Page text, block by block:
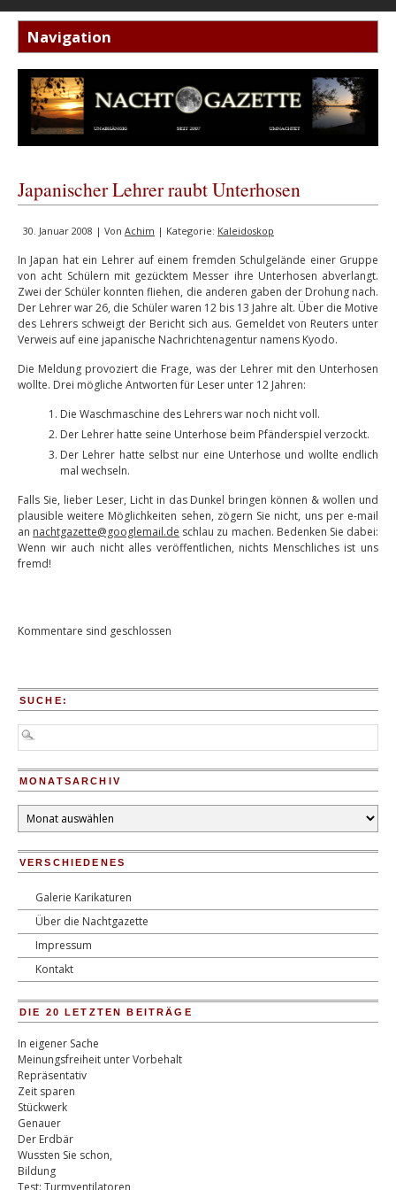
Japanischer Lehrer raubt Unterhosen
30. Januar 2008 | Von Achim | Kategorie: Kaleidoskop
In Japan hat ein Lehrer auf einem fremden Schulgelände einer Gruppe
von acht Schülern mit gezücktem Messer ihre Unterhosen abverlangt.
Zwei der Schüler konnten fliehen, die anderen gaben der Drohung nach.
Der Lehrer war 26, die Schüler waren 12 bis 13 Jahre alt. Über die Motive
des Lehrers schweigt der Bericht sich aus. Gemeldet von Reuters unter
Verweis auf eine japanische Nachrichtenagentur namens Kyodo.
Die Meldung provoziert die Frage, was der Lehrer mit den Unterhosen
wollte. Drei mögliche Antworten für Leser unter 12 Jahren:
Die Waschmaschine des Lehrers war noch nicht voll.
Der Lehrer hatte seine Unterhose beim Pfänderspiel verzockt.
Der Lehrer hatte selbst nur eine Unterhose und wollte endlich
mal wechseln.
Falls Sie, lieber Leser, Licht in das Dunkel bringen können & wollen und
plausible weitere Möglichkeiten sehen, zögern Sie nicht, uns per e-mail
an nachtgazette@googlemail.de schlau zu machen. Bedenken Sie dabei:
Wenn wir auch nicht alles veröffentlichen, nichts Menschliches ist uns
fremd!
Kommentare sind geschlossen
SUCHE:
MONATSARCHIV
Monatsarchiv
VERSCHIEDENES
Galerie Karikaturen
Über die Nachtgazette
Impressum
Kontakt
DIE 20 LETZTEN BEITRÄGE
In eigener Sache
Meinungsfreiheit unter Vorbehalt
Repräsentativ
Zeit sparen
Stückwerk
Genauer
Der Erdbär
Wussten Sie schon,
Bildung
Test: Turmventilatoren